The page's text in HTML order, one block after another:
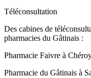
Téléconsultation
Des cabines de
pharmacies du Gâtinais :
Pharmacie Faivre à
Pharmacie du Gâtinais à